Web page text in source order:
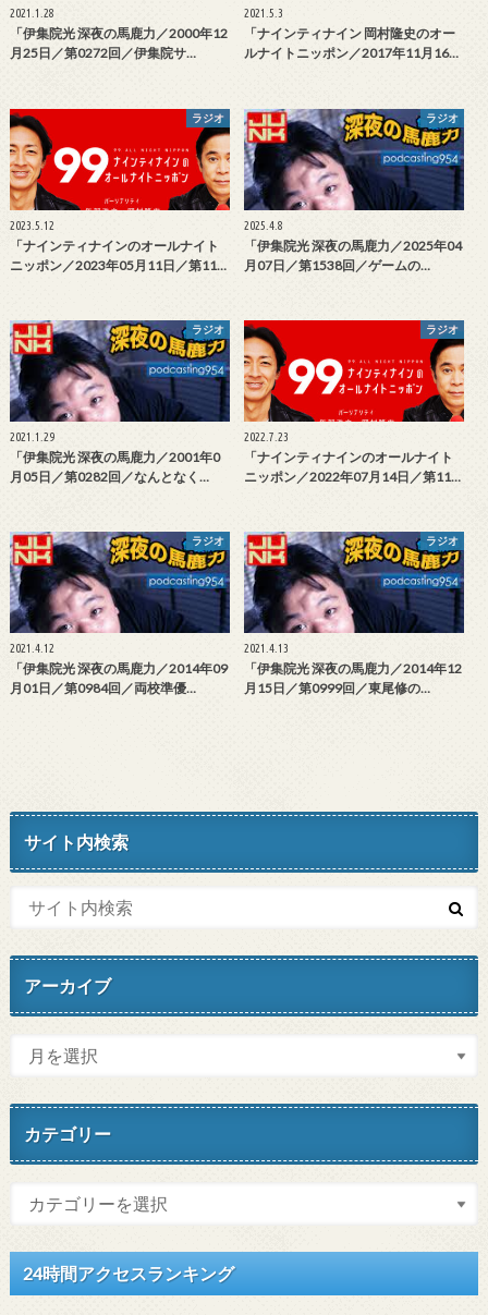
2021.1.28
「伊集院光 深夜の馬鹿力／2000年12
月25日／第0272回／伊集院サ…
2021.5.3
「ナインティナイン 岡村隆史のオー
ルナイトニッポン／2017年11月16…
ラジオ
2023.5.12
「ナインティナインのオールナイト
ニッポン／2023年05月11日／第11…
ラジオ
2025.4.8
「伊集院光 深夜の馬鹿力／2025年04
月07日／第1538回／ゲームの…
ラジオ
2021.1.29
「伊集院光 深夜の馬鹿力／2001年0
月05日／第0282回／なんとなく…
ラジオ
2022.7.23
「ナインティナインのオールナイト
ニッポン／2022年07月14日／第11…
ラジオ
2021.4.12
「伊集院光 深夜の馬鹿力／2014年09
月01日／第0984回／両校準優…
ラジオ
2021.4.13
「伊集院光 深夜の馬鹿力／2014年12
月15日／第0999回／東尾修の…
サイト内検索
アーカイブ
カテゴリー
24時間アクセスランキング